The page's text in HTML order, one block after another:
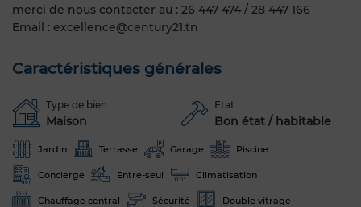
merci de nous contacter au : 26 447 474 / 28 447 166
Email : excellence@century21.tn
Caractéristiques générales
Type de bien
Maison
Etat
Bon état / habitable
Jardin Terrasse Garage Piscine
Concierge Entre-seul Climatisation
Chauffage central Sécurité Double vitrage